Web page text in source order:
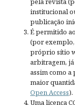
institucional
publicação
É permitido
(por
próprio sítio
arbitragem,
assim como a
maior
Open Access).
Uma licença